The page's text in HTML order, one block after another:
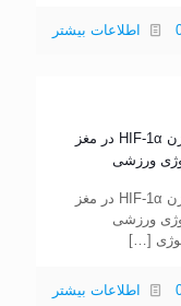
اطلاعات بیشتر
اثر تمرین هوازی و تزریق آدنوزین بر بیان ژن HIF-1α در مغز
ورزشی
اثر تمرین هوازی و تزریق آدنوزین بر بیان ژن HIF-1α در مغز
ورزشی
[…]
اطلاعات بیشتر